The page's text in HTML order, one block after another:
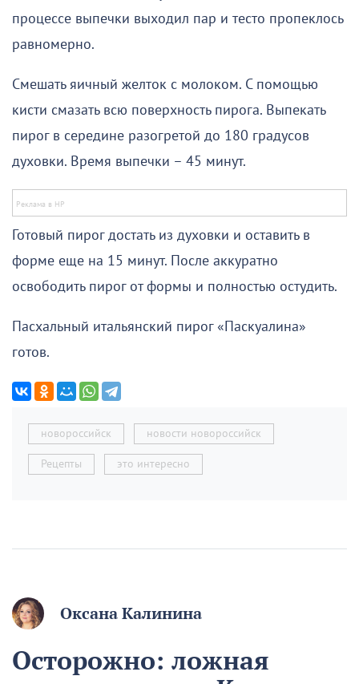
процессе выпечки выходил пар и тесто пропеклось
равномерно.
Смешать яичный желток с молоком. С помощью
кисти смазать всю поверхность пирога. Выпекать
пирог в середине разогретой до 180 градусов
духовки. Время выпечки – 45 минут.
Готовый пирог достать из духовки и оставить в
форме еще на 15 минут. После аккуратно
освободить пирог от формы и полностью остудить.
Пасхальный итальянский пирог «Паскуалина»
готов.
новороссийск новости новороссийск
Рецепты это интересно
Оксана Калинина
Осторожно: ложная